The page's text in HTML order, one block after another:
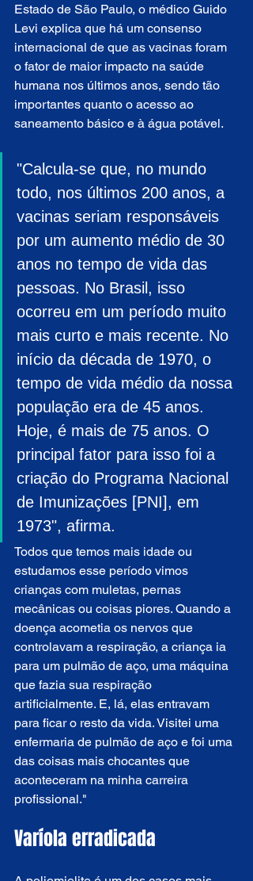
Estado de São Paulo, o médico Guido
Levi explica que há um consenso
internacional de que as vacinas foram
o fator de maior impacto na saúde
humana nos últimos anos, sendo tão
importantes quanto o acesso ao
saneamento básico e à água potável.
"Calcula-se que, no mundo
todo, nos últimos 200 anos, a
vacinas seriam responsáveis
por um aumento médio de 30
anos no tempo de vida das
pessoas. No Brasil, isso
ocorreu em um período muito
mais curto e mais recente. No
início da década de 1970, o
tempo de vida médio da nossa
população era de 45 anos.
Hoje, é mais de 75 anos. O
principal fator para isso foi a
criação do Programa Nacional
de Imunizações [PNI], em
1973", afirma.
Todos que temos mais idade ou
estudamos esse período vimos
crianças com muletas, pernas
mecânicas ou coisas piores. Quando a
doença acometia os nervos que
controlavam a respiração, a criança ia
para um pulmão de aço, uma máquina
que fazia sua respiração
artificialmente. E, lá, elas entravam
para ficar o resto da vida. Visitei uma
enfermaria de pulmão de aço e foi uma
das coisas mais chocantes que
aconteceram na minha carreira
profissional."
Varíola erradicada